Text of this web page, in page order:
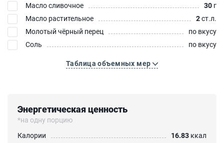
Масло сливочное
30 г
Масло растительное
2ст.л.
Молотый чёрный перец
по вкусу
Соль
по вкусу
Таблица объемных мер
Энергетическая ценность
*на одну порцию
Калории
16.83 ккал